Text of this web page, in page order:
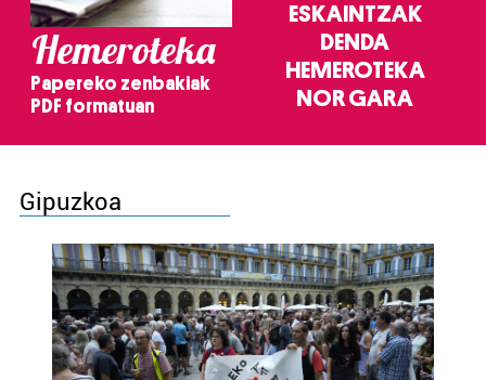
Hemeroteka
Papereko zenbakiak
PDF formatuan
ESKAINTZAK
DENDA
HEMEROTEKA
NOR GARA
Gipuzkoa